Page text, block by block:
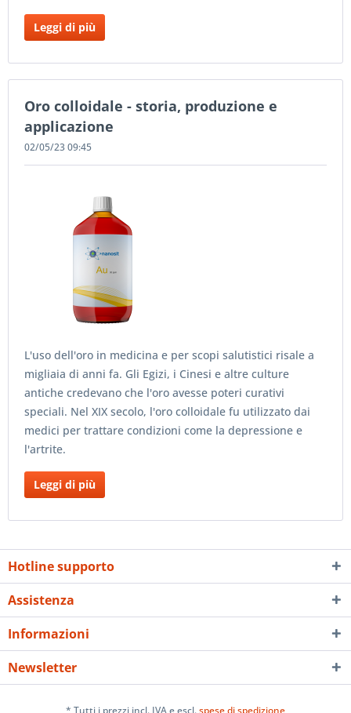
Leggi di più
Oro colloidale - storia, produzione e
applicazione
02/05/23 09:45
L'uso dell'oro in medicina e per scopi salutistici risale a
migliaia di anni fa. Gli Egizi, i Cinesi e altre culture
antiche credevano che l'oro avesse poteri curativi
speciali. Nel XIX secolo, l'oro colloidale fu utilizzato dai
medici per trattare condizioni come la depressione e
l'artrite.
Leggi di più
Hotline supporto
Assistenza
Informazioni
Newsletter